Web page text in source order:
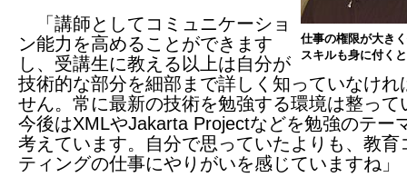
仕事の権限が大き
スキルも身に付く
「講師としてコミュニケーショ
ン能力を高めることができます
し、受講生に教える以上は自分が
技術的な部分を細部まで詳しく知っていなけれ
せん。常に最新の技術を勉強する環境は整って
今後はXMLやJakarta Projectなどを勉強のテー
考えています。自分で思っていたよりも、教育
ティングの仕事にやりがいを感じていますね」